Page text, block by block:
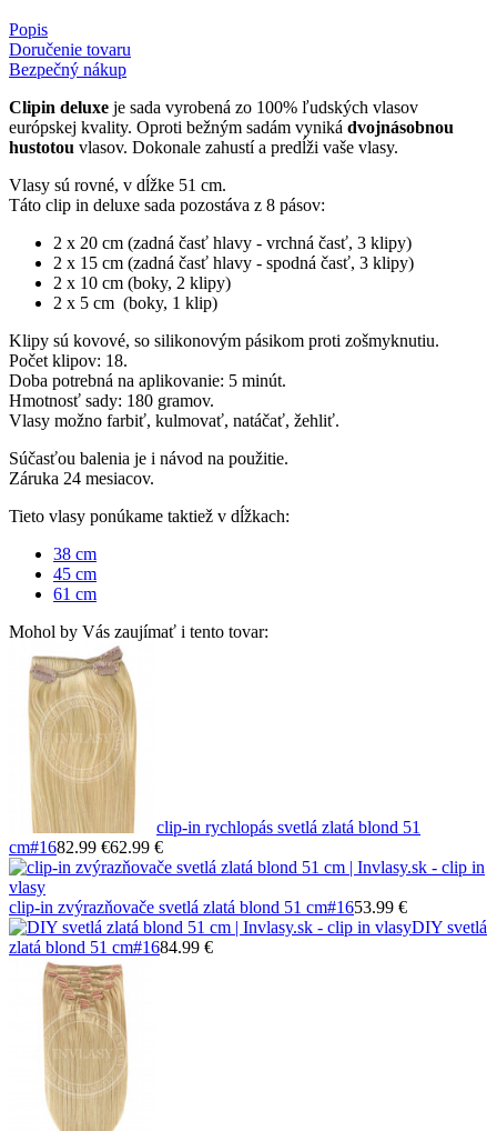
Popis
Doručenie tovaru
Bezpečný nákup
Clipin deluxe je sada vyrobená zo 100% ľudských vlasov
európskej kvality. Oproti bežným sadám vyniká dvojnásobnou
hustotou vlasov. Dokonale zahustí a predĺži vaše vlasy.
Vlasy sú rovné, v dĺžke 51 cm.
Táto clip in deluxe sada pozostáva z 8 pásov:
2 x 20 cm (zadná časť hlavy - vrchná časť, 3 klipy)
2 x 15 cm (zadná časť hlavy - spodná časť, 3 klipy)
2 x 10 cm (boky, 2 klipy)
2 x 5 cm (boky, 1 klip)
Klipy sú kovové, so silikonovým pásikom proti zošmyknutiu.
Počet klipov: 18.
Doba potrebná na aplikovanie: 5 minút.
Hmotnosť sady: 180 gramov.
Vlasy možno farbiť, kulmovať, natáčať, žehliť.
Súčasťou balenia je i návod na použitie.
Záruka 24 mesiacov.
Tieto vlasy ponúkame taktiež v dĺžkach:
38 cm
45 cm
61 cm
Mohol by Vás zaujímať i tento tovar:
clip-in rychlopás svetlá zlatá blond 51
cm#1682.99 €62.99 €
clip-in zvýrazňovače svetlá zlatá blond 51 cm#1653.99 €
DIY svetlá
zlatá blond 51 cm#1684.99 €